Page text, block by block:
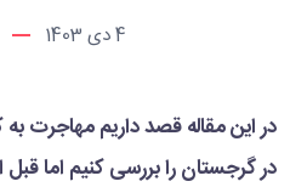
4 دی 1403
در این مقاله قصد داریم مهاجرت
در گرجستان را بررسی کنیم اما